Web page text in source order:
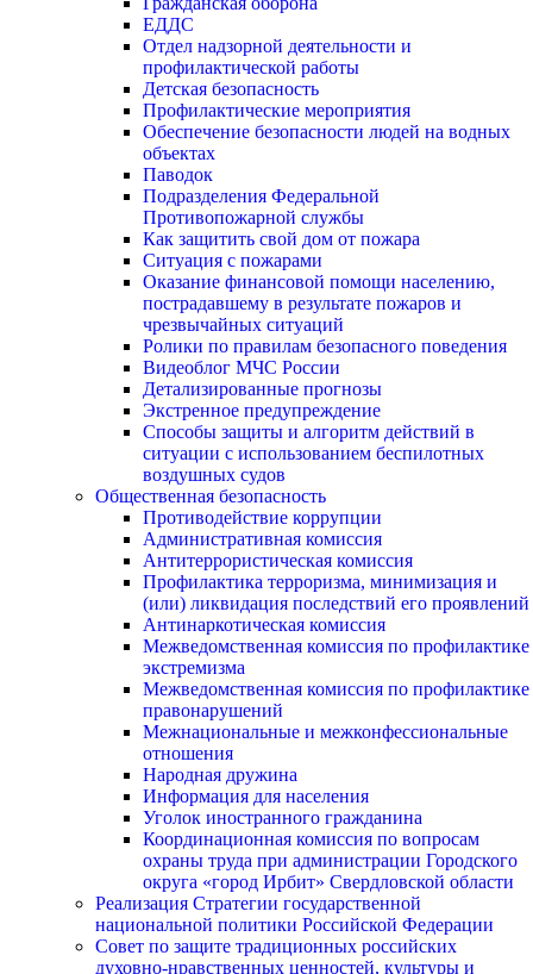
ЕДДС
Отдел надзорной деятельности и
профилактической работы
Детская безопасность
Профилактические мероприятия
Обеспечение безопасности людей на водных
объектах
Паводок
Подразделения Федеральной
Противопожарной службы
Как защитить свой дом от пожара
Ситуация с пожарами
Оказание финансовой помощи населению,
пострадавшему в результате пожаров и
чрезвычайных ситуаций
Ролики по правилам безопасного поведения
Видеоблог МЧС России
Детализированные прогнозы
Экстренное предупреждение
Способы защиты и алгоритм действий в
ситуации с использованием беспилотных
воздушных судов
Общественная безопасность
Противодействие коррупции
Административная комиссия
Антитеррористическая комиссия
Профилактика терроризма, минимизация и
(или) ликвидация последствий его проявлений
Антинаркотическая комиссия
Межведомственная комиссия по профилактике
экстремизма
Межведомственная комиссия по профилактике
правонарушений
Межнациональные и межконфессиональные
отношения
Народная дружина
Информация для населения
Уголок иностранного гражданина
Координационная комиссия по вопросам
охраны труда при администрации Городского
округа «город Ирбит» Свердловской области
Реализация Стратегии государственной
национальной политики Российской Федерации
Совет по защите традиционных российских
духовно-нравственных ценностей, культуры и